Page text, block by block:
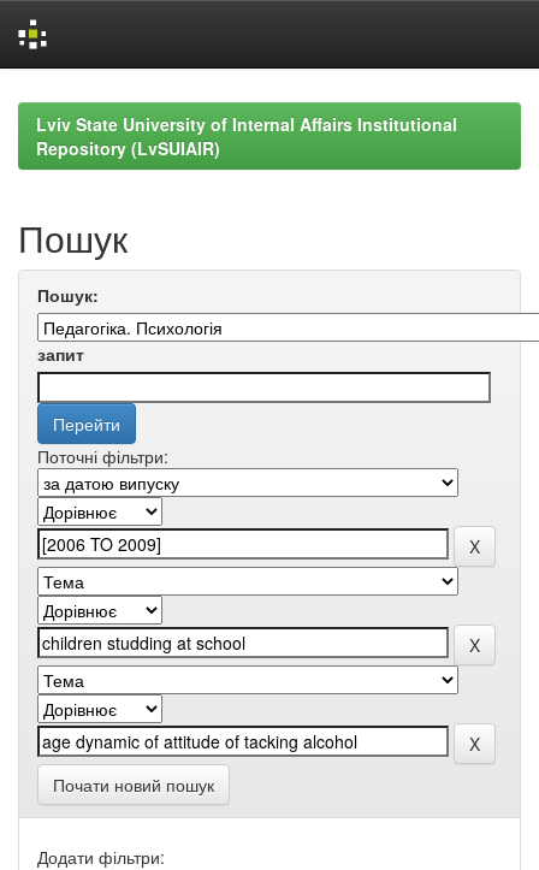
navigationLviv State University of Internal Affairs Institutional
Repository (LvSUIAIR)
Пошук
Пошук:
запит
Поточні фільтри:
Почати новий пошук
Додати фільтри: